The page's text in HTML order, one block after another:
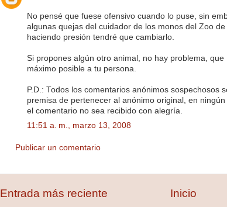
No pensé que fuese ofensivo cuando lo puse, sin
algunas quejas del cuidador de los monos del Zoo
haciendo presión tendré que cambiarlo.
Si propones algún otro animal, no hay problema,
máximo posible a tu persona.
P.D.: Todos los comentarios anónimos sospechosos
premisa de pertenecer al anónimo original, en
el comentario no sea recibido con alegría.
11:51 a. m., marzo 13, 2008
Publicar un comentario
Entrada más reciente Inicio